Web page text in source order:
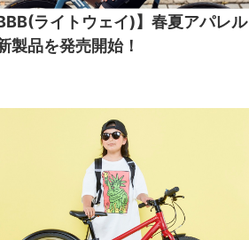
BBB(ライトウェイ)】春夏アパレル
製品を発売開始！